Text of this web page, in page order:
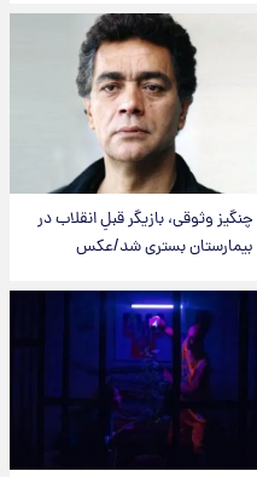
چنگیز وثوقی، بازیگر قبلِ انقلاب در
بیمارستان بستری شد/عکس